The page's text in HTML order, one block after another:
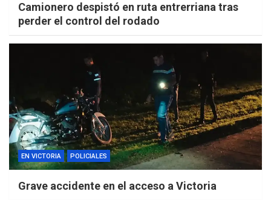
Camionero despistó en ruta entrerriana tras
perder el control del rodado
EN VICTORIA POLICIALES
Grave accidente en el acceso a Victoria